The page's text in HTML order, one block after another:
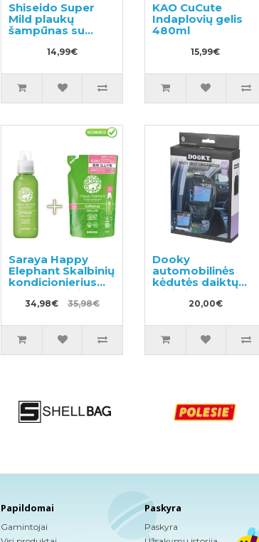
Shiseido Super
Mild plaukų
šampūnas su
žolelių aromatu,
užpildas 400ml
14,99€
KAO CuCute
Indaplovių gelis
480ml
15,99€
Saraya Happy
Elephant Skalbinių
kondicionierius
600ml + užpildas
540ml
34,98€ 35,98€
Dooky
automobilinės
kėdutės daiktų
laikiklis
20,00€
Papildomai
Gamintojai
Paskyra
Paskyra